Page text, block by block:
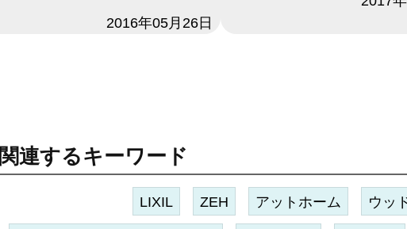
2016年05月26日
関連するキーワード
LIXIL ZEH アットホーム ウッ